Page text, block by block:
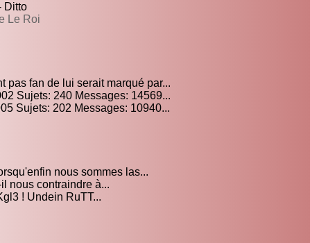
Ditto
Le Roi
pas fan de lui serait marqué par...
Sujets: 240 Messages: 14569...
Sujets: 202 Messages: 10940...
nous sommes las...
nous contraindre à...
! Undein RuTT...